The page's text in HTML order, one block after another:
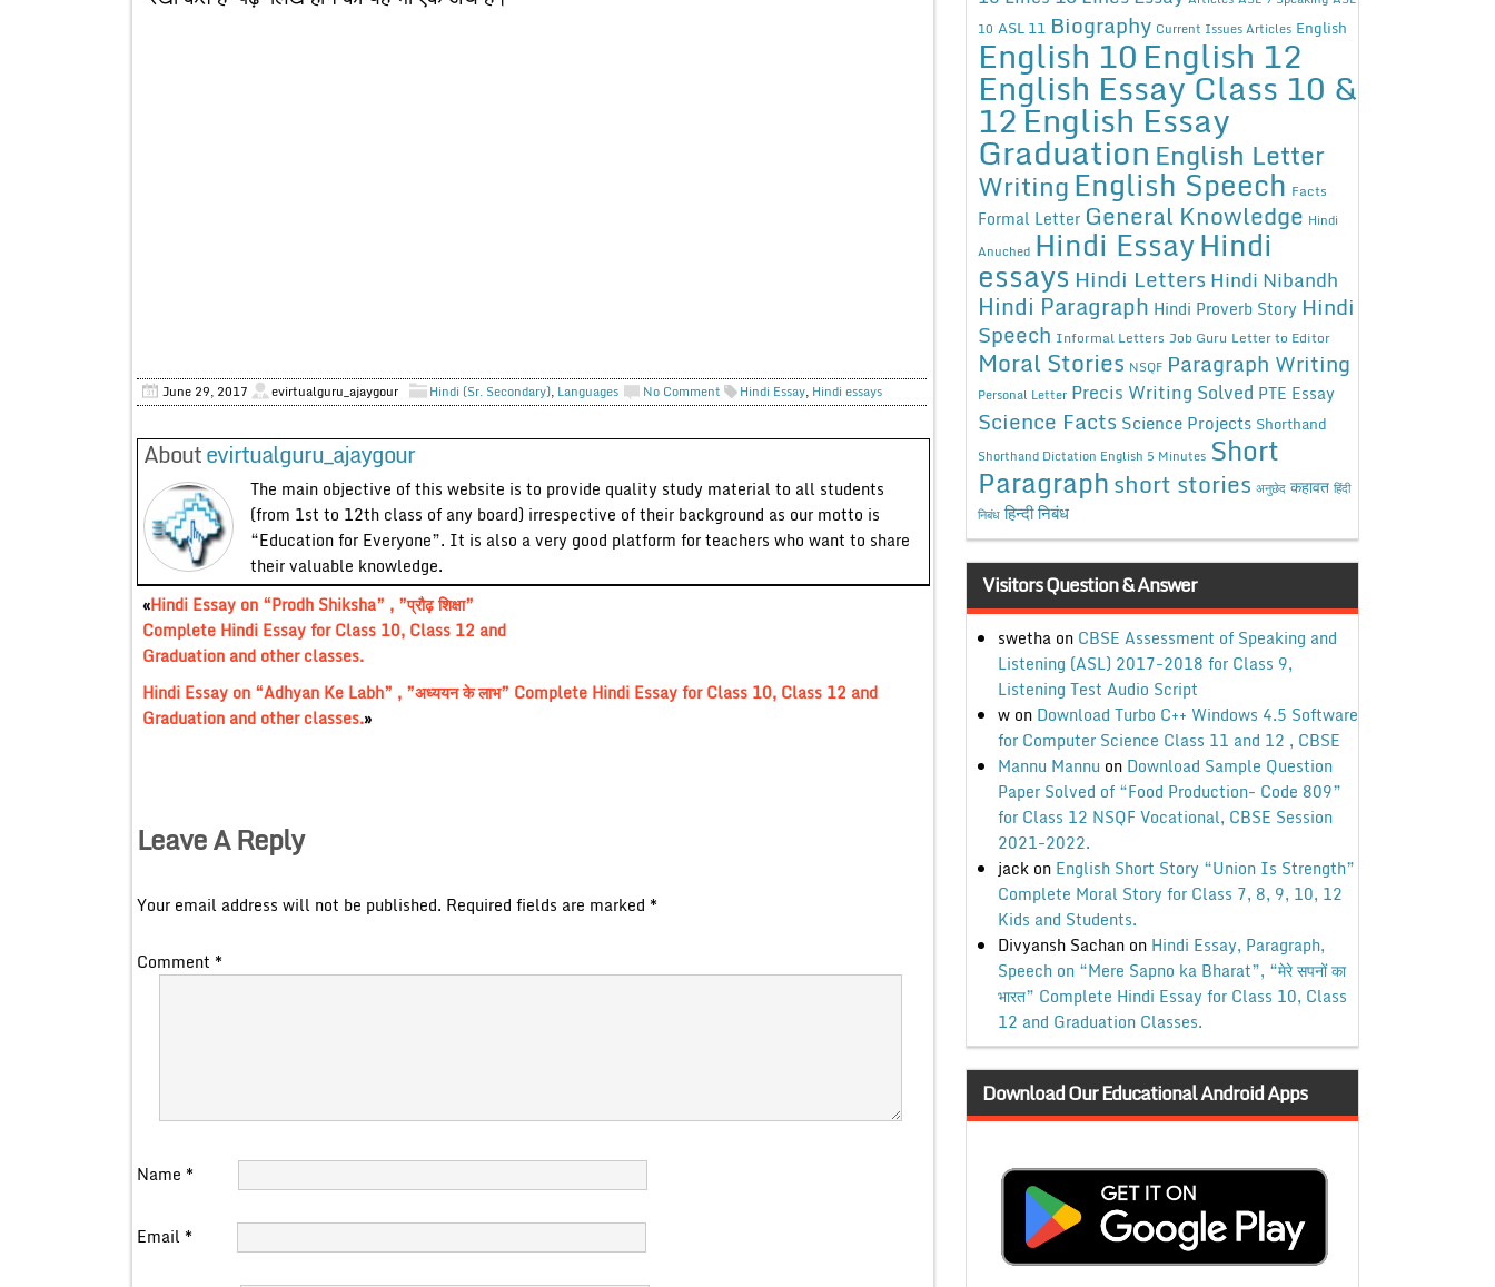
June 29, 2017 evirtualguru_ajaygour Hindi (Sr. Secondary), Languages No Comment Hindi Essay, Hindi essays
Aboutevirtualguru_ajaygour
The main objective of this website is to provide quality study material to all students
(from 1st to 12th class of any board) irrespective of their background as our motto is
“Education for Everyone”. It is also a very good platform for teachers who want to share
their valuable knowledge.
«Hindi Essay on “Prodh Shiksha” , ”प्रौढ़ शिक्षा”
Complete Hindi Essay for Class 10, Class 12 and
Graduation and other classes.
Hindi Essay on “Adhyan Ke Labh” , ”अध्ययन के लाभ” Complete Hindi Essay for Class 10, Class 12 and
Graduation and other classes.»
Leave A Reply
Your email address will not be published. Required fields are marked *
Comment *
Name *
Email *
10 ASL 11 Biography Current Issues Articles English
English 10English 12
English Essay Class 10 &
12English Essay
Graduation English Letter
WritingEnglish Speech Facts
Formal Letter General Knowledge Hindi
Anuched Hindi EssayHindi
essays Hindi Letters Hindi Nibandh
Hindi Paragraph Hindi Proverb Story Hindi
Speech Informal Letters Job Guru Letter to Editor
Moral Stories NSQF Paragraph Writing
Personal Letter Precis Writing Solved PTE Essay
Science Facts Science Projects Shorthand
Shorthand Dictation English 5 Minutes Short
Paragraphshort stories अनुछेद कहावत हिंदी
निबंध हिन्दी निबंध
Visitors Question & Answer
swethaon CBSE Assessment of Speaking and
Listening (ASL) 2017-2018 for Class 9,
Listening Test Audio Script
won Download Turbo C++ Windows 4.5 Software
for Computer Science Class 11 and 12 , CBSE
Mannu Mannu on Download Sample Question
Paper Solved of “Food Production- Code 809”
for Class 12 NSQF Vocational, CBSE Session
2021-2022.
jackon English Short Story “Union Is Strength”
Complete Moral Story for Class 7, 8, 9, 10, 12
Kids and Students.
Divyansh Sachanon Hindi Essay, Paragraph,
Speech on “Mere Sapno ka Bharat”, “मेरे सपनों का
भारत” Complete Hindi Essay for Class 10, Class
12 and Graduation Classes.
Download Our Educational Android Apps